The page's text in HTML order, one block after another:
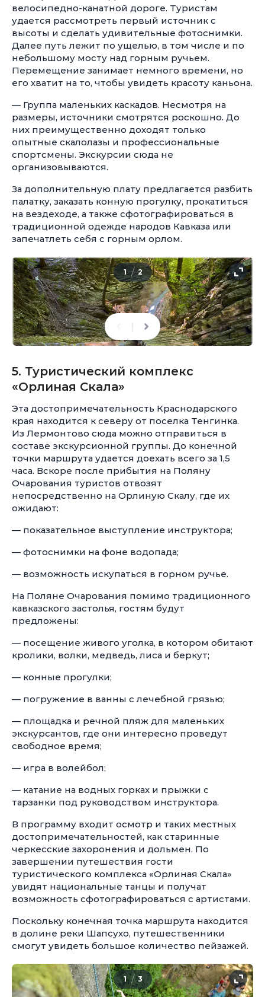
велосипедно-канатной дороге. Туристам
удается рассмотреть первый источник с
высоты и сделать удивительные фотоснимки.
Далее путь лежит по ущелью, в том числе и по
небольшому мосту над горным ручьем.
Перемещение занимает немного времени, но
его хватит на то, чтобы увидеть красоту каньона.
— Группа маленьких каскадов. Несмотря на
размеры, источники смотрятся роскошно. До
них преимущественно доходят только
опытные скалолазы и профессиональные
спортсмены. Экскурсии сюда не
организовываются.
За дополнительную плату предлагается разбить
палатку, заказать конную прогулку, прокатиться
на вездеходе, а также сфотографироваться в
традиционной одежде народов Кавказа или
запечатлеть себя с горным орлом.
1 / 2
5. Туристический комплекс
«Орлиная Скала»
Эта достопримечательность Краснодарского
края находится к северу от поселка Тенгинка.
Из Лермонтово сюда можно отправиться в
составе экскурсионной группы. До конечной
точки маршрута удается доехать всего за 1,5
часа. Вскоре после прибытия на Поляну
Очарования туристов отвозят
непосредственно на Орлиную Скалу, где их
ожидают:
— показательное выступление инструктора;
— фотоснимки на фоне водопада;
— возможность искупаться в горном ручье.
На Поляне Очарования помимо традиционного
кавказского застолья, гостям будут
предложены:
— посещение живого уголка, в котором обитают
кролики, волки, медведь, лиса и беркут;
— конные прогулки;
— погружение в ванны с лечебной грязью;
— площадка и речной пляж для маленьких
экскурсантов, где они интересно проведут
свободное время;
— игра в волейбол;
— катание на водных горках и прыжки с
тарзанки под руководством инструктора.
В программу входит осмотр и таких местных
достопримечательностей, как старинные
черкесские захоронения и дольмен. По
завершении путешествия гости
туристического комплекса «Орлиная Скала»
увидят национальные танцы и получат
возможность сфотографироваться с артистами.
Поскольку конечная точка маршрута находится
в долине реки Шапсухо, путешественники
смогут увидеть большое количество пейзажей.
1 / 3